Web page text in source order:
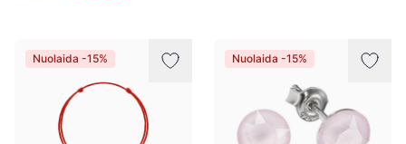
Nuolaida -15% Nuolaida -15%